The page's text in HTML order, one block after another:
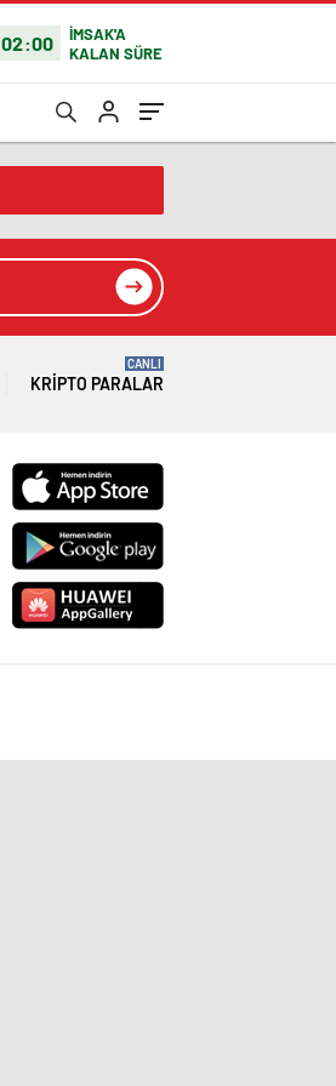
02:00
İMSAK'A
KALAN SÜRE
KRIPTO PARALAR
CANLI